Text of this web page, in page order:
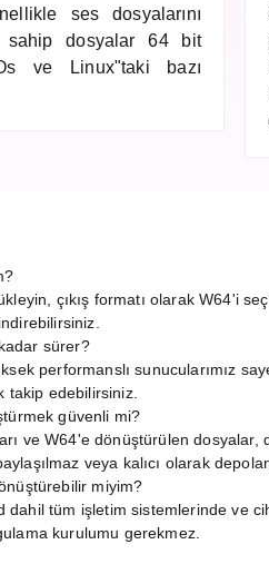
ses dosyalarını
sahip dosyalar 64 bit
ve Linux"taki bazı
çıkış formatı olarak W64'i
sürer?
performanslı sunucularımız
takip edebilirsiniz.
güvenli mi?
ve W64'e dönüştürülen
veya kalıcı olarak
miyim?
tüm işletim sistemlerinde ve
kurulumu gerekmez.